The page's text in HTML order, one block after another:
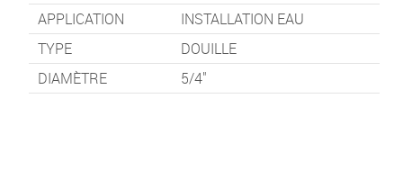
APPLICATION
INSTALLATION EAU
TYPE
DOUILLE
DIAMÈTRE
5/4"